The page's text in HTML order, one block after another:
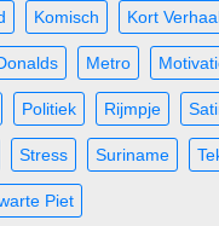
Komisch Kort
Metro
Politiek Rijmpje
Stress Suriname
Piet